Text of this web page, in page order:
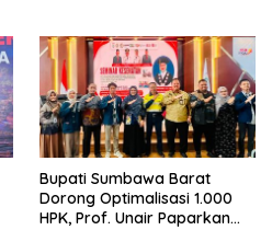
Bupati Sumbawa Barat
Dorong Optimalisasi 1.000
HPK, Prof. Unair Paparkan